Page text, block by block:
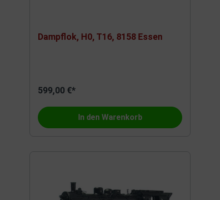
Dampflok, H0, T16, 8158 Essen
599,00 €*
In den Warenkorb